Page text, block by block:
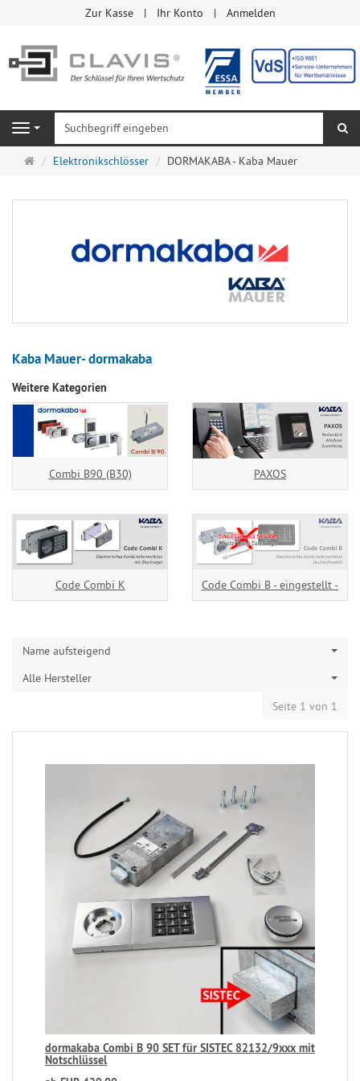
Zur Kasse Ihr Konto Anmelden
Navigation
Startseite
Elektronikschlösser DORMAKABA - Kaba Mauer
Kaba Mauer- dormakaba
Weitere Kategorien
Combi B90 (B30) PAXOS
Code Combi K Code Combi B - eingestellt -
Name aufsteigend
Alle Hersteller
Seite 1 von 1
dormakaba Combi B 90 SET für SISTEC 82132/9xxx mit
Notschlüssel